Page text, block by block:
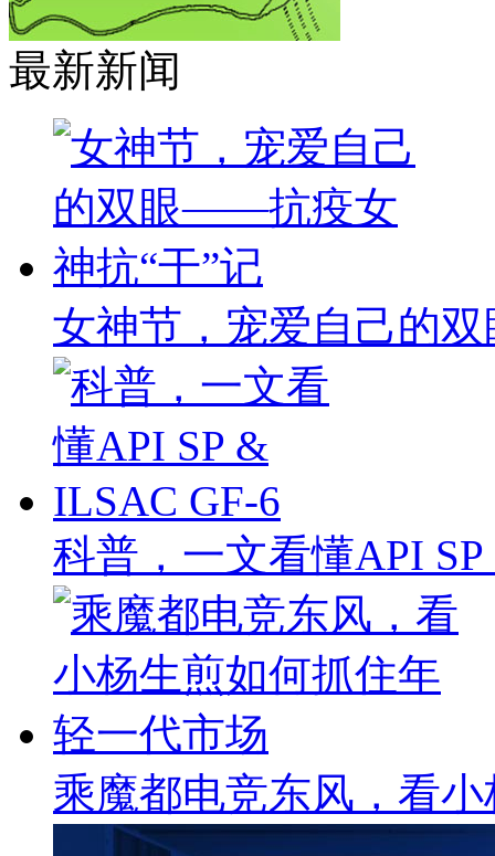
最新新闻
女神节，宠爱自己的
科普，一文看懂API
乘魔都电竞东风，看